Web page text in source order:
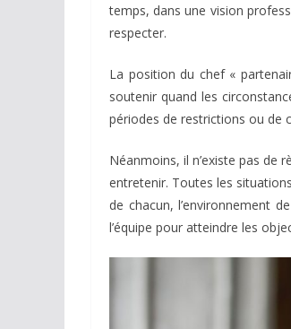
temps, dans une vision
respecter.
La position du chef «
soutenir quand les
périodes de restrictions ou de
Néanmoins, il n’existe pas de
entretenir. Toutes les
de chacun, l’environnement
l’équipe pour atteindre les